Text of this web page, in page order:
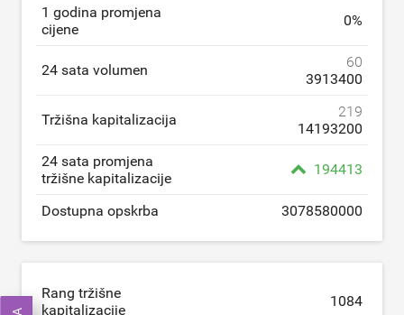
1 godina promjena
cijene
0%
24 sata volumen
60
3913400
Tržišna kapitalizacija
219
14193200
24 sata promjena
tržišne kapitalizacije
194413
Dostupna opskrba 3078580000
Rang tržišne
kapitalizacije
1084